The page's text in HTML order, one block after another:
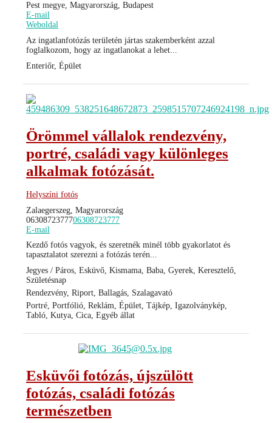
Pest megye, Magyarország, Budapest
E-mail
Weboldal
Az ingatlanfotózás területén jártas szakemberként azzal
foglalkozom, hogy az ingatlanokat a lehet...
Enteriőr, Épület
Örömmel vállalok rendezvény,
portré, családi vagy különleges
alkalmak fotózását.
Helyszíni fotós
Zalaegerszeg, Magyarország
0630872377706308723777
E-mail
Kezdő fotós vagyok, és szeretnék minél több gyakorlatot és
tapasztalatot szerezni a fotózás terén...
Jegyes / Páros, Esküvő, Kismama, Baba, Gyerek, Keresztelő,
Születésnap
Rendezvény, Riport, Ballagás, Szalagavató
Portré, Portfólió, Reklám, Épület, Tájkép, Igazolványkép,
Tabló, Kutya, Cica, Egyéb állat
Esküvői fotózás, újszülött
fotózás, családi fotózás
természetben